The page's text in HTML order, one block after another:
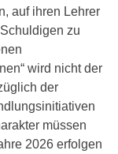
auf ihren Lehrer
zu
wird nicht der
der
müssen
2026 erfolgen